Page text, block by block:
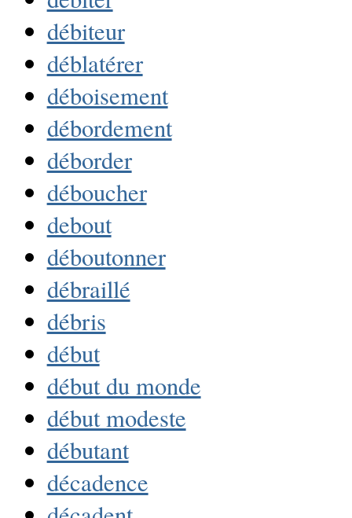
débiteur
déblatérer
déboisement
débordement
déborder
déboucher
debout
déboutonner
débraillé
débris
début
début du monde
début modeste
débutant
décadence